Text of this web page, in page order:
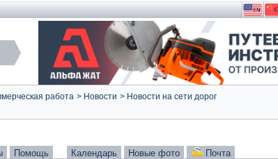
работа > Новости > Новости на сети дорог
Помощь Календарь Новые фото Почта